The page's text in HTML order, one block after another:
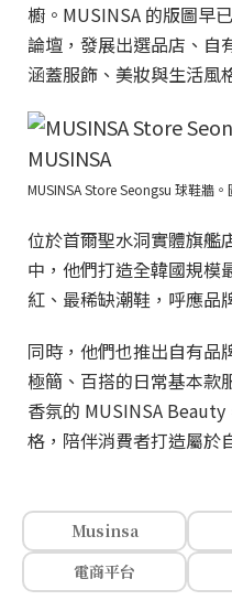
櫥。MUSINSA 的版圖早
論壇，發展出選品店、自
涵蓋服飾、美妝與生活風
MUSINSA Store Seongsu 球鞋牆
位於首爾聖水洞實體旗艦
中，他們打造全韓國規模
紅、最稀缺潮鞋，呼應品
同時，他們也推出自有品
極簡、百搭的日常基本款
香氛的 MUSINSA
格，陪伴消費者打造屬於
Musinsa
電商平台